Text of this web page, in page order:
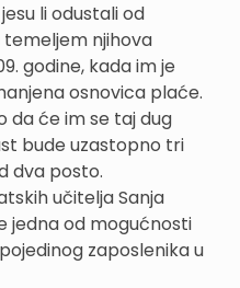
li odustali od
njihova
godine, kada im je
osnovica plaće.
da će im se taj dug
bude uzastopno tri
dva posto.
učitelja Sanja
jedna od mogućnosti
zaposlenika u